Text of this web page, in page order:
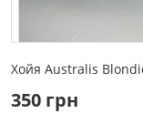
Хойя Australis
350 грн